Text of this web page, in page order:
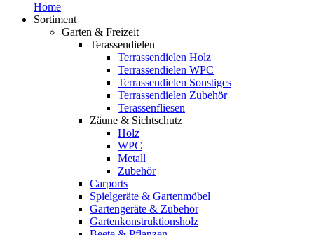
Home
Sortiment
Garten & Freizeit
Terassendielen
Terrassendielen Holz
Terrassendielen WPC
Terrassendielen Sonstiges
Terrassendielen Zubehör
Terassenfliesen
Zäune & Sichtschutz
Holz
WPC
Metall
Zubehör
Carports
Spielgeräte & Gartenmöbel
Gartengeräte & Zubehör
Gartenkonstruktionsholz